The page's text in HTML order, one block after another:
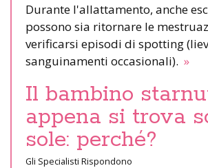
Durante l'allattamento, anche
possono sia ritornare le
verificarsi episodi di spotting
sanguinamenti occasionali). »
Il bambino
appena si trova
sole: perché?
Gli Specialisti Rispondono